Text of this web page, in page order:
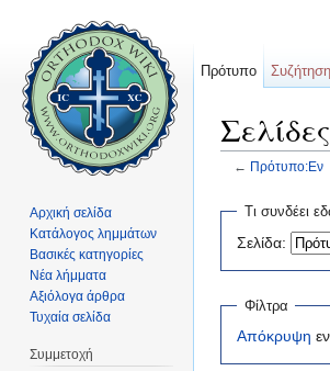
← Πρότυπο:Εν
Τι συνδέει
Σελίδα:
Φίλτρα
Απόκρυψη
Πρότυπο Συζήτηση
Αρχική σελίδα
Κατάλογος λημμάτων
Βασικές κατηγορίες
Νέα λήμματα
Αξιόλογα άρθρα
Τυχαία σελίδα
Συμμετοχή